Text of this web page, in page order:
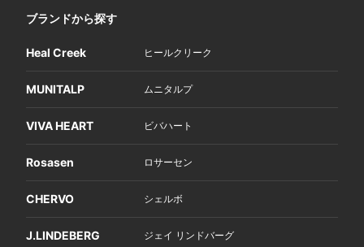
ブランドから探す
Heal Creek ヒールクリーク
MUNITALP ムニタルプ
VIVA HEART ビバハート
Rosasen ロサーセン
CHERVO シェルボ
J.LINDEBERG ジェイ リンドバーグ